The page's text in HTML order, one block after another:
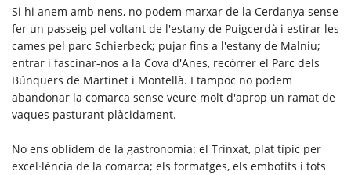
Si hi anem amb nens, no podem marxar de la Cerdanya sense
fer un passeig pel voltant de l'estany de Puigcerdà i estirar les
cames pel parc Schierbeck; pujar fins a l'estany de Malniu;
entrar i fascinar-nos a la Cova d'Anes, recórrer el Parc dels
Búnquers de Martinet i Montellà. I tampoc no podem
abandonar la comarca sense veure molt d'aprop un ramat de
vaques pasturant plàcidament.
No ens oblidem de la gastronomia: el Trinxat, plat típic per
excel·lència de la comarca; els formatges, els embotits i tots